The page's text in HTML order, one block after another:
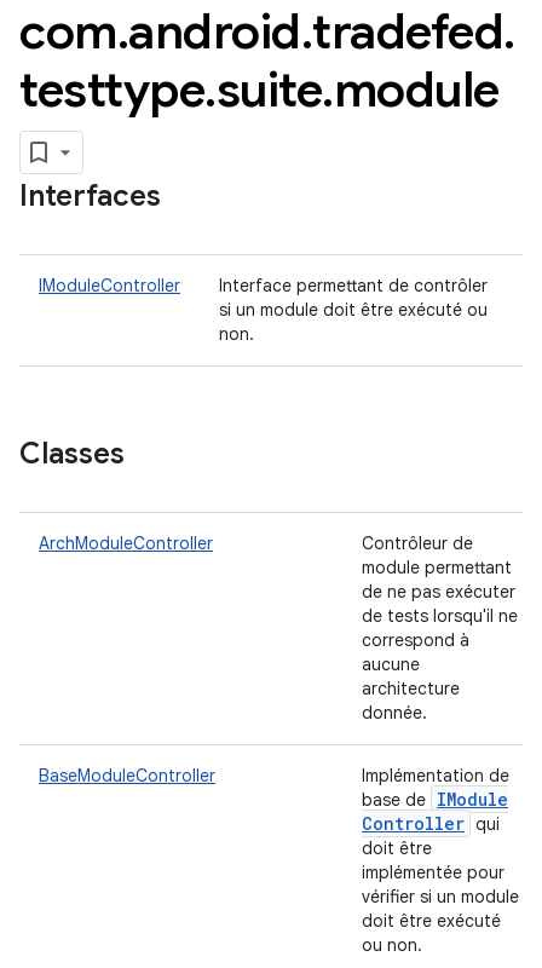
com.android.tradefed.
testtype.suite.module
Interfaces
IModuleController
Interface permettant de contrôler
si un module doit être exécuté ou
non.
Classes
ArchModuleController
Contrôleur de
module permettant
de ne pas exécuter
de tests lorsqu'il ne
correspond à
aucune
architecture
donnée.
BaseModuleController
Implémentation de
base de IModule
Controller qui
doit être
implémentée pour
vérifier si un module
doit être exécuté
ou non.